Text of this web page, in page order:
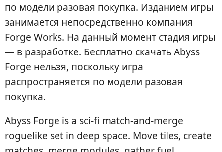
по модели разовая покупка. Изданием игры
занимается непосредственно компания
Forge Works. На данный момент стадия игры
— в разработке. Бесплатно скачать Abyss
Forge нельзя, поскольку игра
распространяется по модели разовая
покупка.
Abyss Forge is a sci-fi match-and-merge
roguelike set in deep space. Move tiles, create